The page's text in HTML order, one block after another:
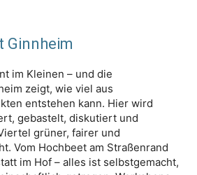
Ginnheim
im Kleinen – und die
zeigt, wie viel aus
entstehen kann. Hier wird
gebastelt, diskutiert und
grüner, fairer und
Vom Hochbeet am Straßenrand
im Hof – alles ist selbstgemacht,